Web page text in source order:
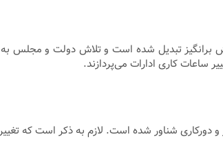
تبدیل شده است و تلاش دولت و مجلس به
ساعات کاری ادارات می‌پردازند.
دورکاری شناور شده است. لازم به ذکر است که